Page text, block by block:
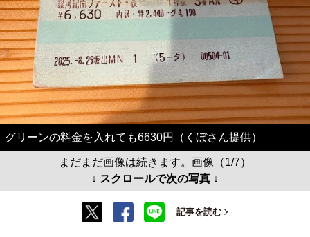
グリーンの料金を入れても6630円（くぼさん提供）
まだまだ画像は続きます。画像（1/7）
↓ スクロールで次の写真 ↓
記事を読む